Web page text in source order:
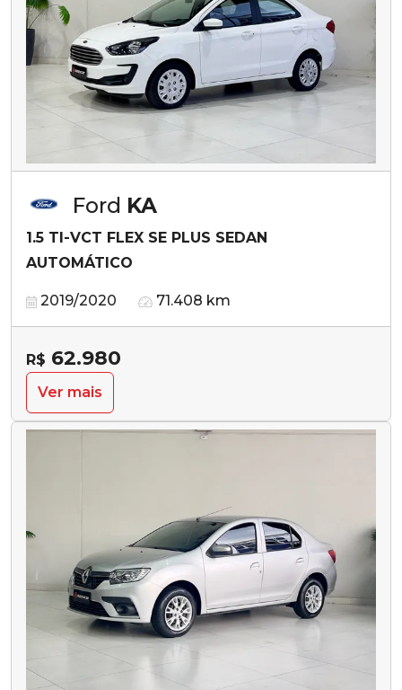
Ford KA
1.5 TI-VCT FLEX SE PLUS SEDAN
AUTOMÁTICO
2019/2020 71.408 km
R$ 62.980
Ver mais